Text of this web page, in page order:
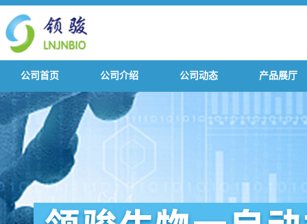
公司首页 公司介绍 公司动态 产品展厅